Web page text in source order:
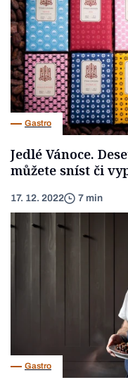
Gastro
Jedlé Vánoce.
můžete sníst či
17. 12. 2022 7 min
Gastro